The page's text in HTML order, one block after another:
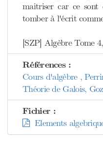
maitriser car ce sont
tomber à l'écrit
[SZP] Algèbre Tome
Références :
Cours d'algèbre ,
Théorie de Galois,
Fichier :
Elements